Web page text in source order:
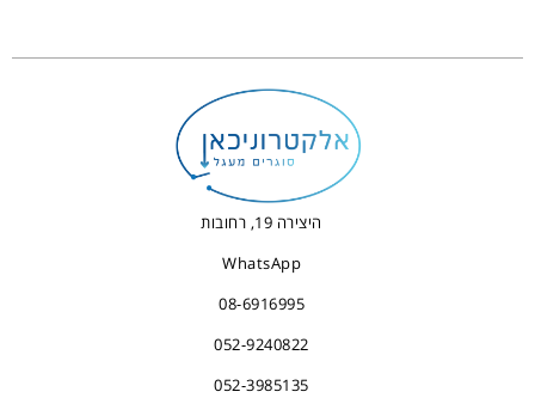
היצירה 19, רחובות
WhatsApp
08-6916995
052-9240822
052-3985135